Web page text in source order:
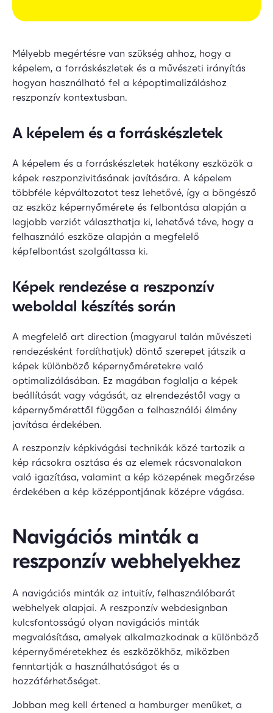
Mélyebb megértésre van szükség ahhoz, hogy a
képelem, a forráskészletek és a művészeti irányítás
hogyan használható fel a képoptimalizáláshoz
reszponzív kontextusban.
A képelem és a forráskészletek
A képelem és a forráskészletek hatékony eszközök a
képek reszponzivitásának javítására. A képelem
többféle képváltozatot tesz lehetővé, így a böngésző
az eszköz képernyőmérete és felbontása alapján a
legjobb verziót választhatja ki, lehetővé téve, hogy a
felhasználó eszköze alapján a megfelelő
képfelbontást szolgáltassa ki.
Képek rendezése a reszponzív
weboldal készítés során
A megfelelő art direction (magyarul talán művészeti
rendezésként fordíthatjuk) döntő szerepet játszik a
képek különböző képernyőméretekre való
optimalizálásában. Ez magában foglalja a képek
beállítását vagy vágását, az elrendezéstől vagy a
képernyőmérettől függően a felhasználói élmény
javítása érdekében.
A reszponzív képkivágási technikák közé tartozik a
kép rácsokra osztása és az elemek rácsvonalakon
való igazítása, valamint a kép közepének megőrzése
érdekében a kép középpontjának középre vágása.
Navigációs minták a
reszponzív webhelyekhez
A navigációs minták az intuitív, felhasználóbarát
webhelyek alapjai. A reszponzív webdesignban
kulcsfontosságú olyan navigációs minták
megvalósítása, amelyek alkalmazkodnak a különböző
képernyőméretekhez és eszközökhöz, miközben
fenntartják a használhatóságot és a
hozzáférhetőséget.
Jobban meg kell értened a hamburger menüket, a